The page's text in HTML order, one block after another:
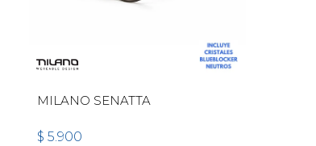
MILANO SENATTA
$ 5.900